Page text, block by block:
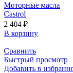
Моторные масла
Castrol
2 404 ₽
В корзину
Сравнить
Быстрый просмотр
Добавить в